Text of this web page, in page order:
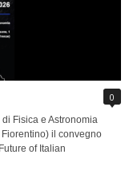
0
Fisica e Astronomia
il convegno
of Italian